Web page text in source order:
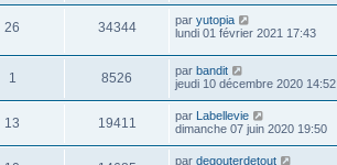
26 34344 par yutopia
lundi 01 février 2021 17:43
1 8526 par bandit
jeudi 10 décembre 2020 14:52
13 19411 par
Labellevie
dimanche 07 juin 2020 19:50
par degouterdetout